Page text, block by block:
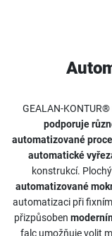
GEALAN-
podporuje
automatizované
automatické
konstrukcí.
automatizované
automatizaci při
přizpůsoben
falc umožňuje volit